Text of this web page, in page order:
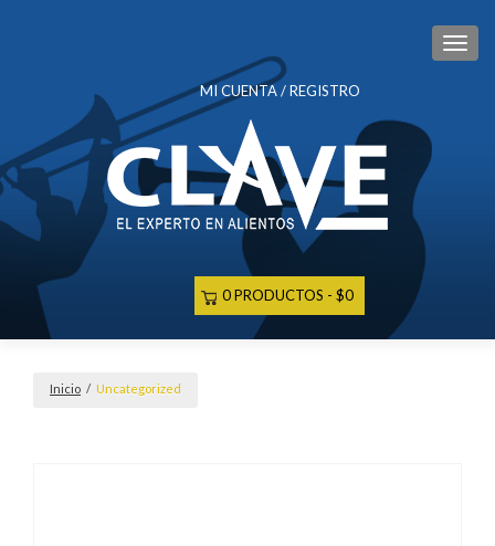
MI CUENTA / REGISTRO
0 PRODUCTOS $0
Inicio / Uncategorized